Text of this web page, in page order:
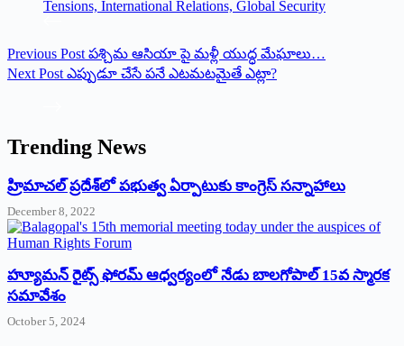
Previous Post పశ్చిమ ఆసియా పై మళ్లీ యుద్ధ మేఘాలు…
Next Post ఎప్పుడూ చేసే పనే ఎటమటమైతే ఎట్లా?
Trending News
‌హ్రిమాచల్‌ ‌ప్రదేశ్‌లో పభుత్వ ఏర్పాటుకు కాంగ్రెస్‌ ‌సన్నాహాలు
December 8, 2022
హ్యూమన్‌ రైట్స్‌ ఫోరమ్‌ ఆధ్వర్యంలో నేడు బాలగోపాల్‌ 15వ స్మారక
సమావేశం
October 5, 2024